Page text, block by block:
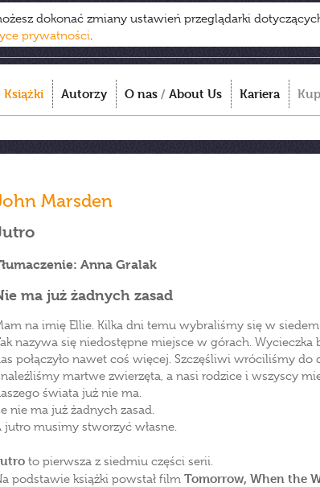
dokonać zmiany ustawień przeglądarki
prywatności.
Książki Autorzy O nas / About Us Kariera
Marsden
Anna Gralak
ma już żadnych zasad
na imię Ellie. Kilka dni temu wybraliśmy się w
nazywa się niedostępne miejsce w górach. Wycieczka
połączyło nawet coś więcej. Szczęśliwi wróciliśmy do
martwe zwierzęta, a nasi rodzice i wszyscy
świata już nie ma.
nie ma już żadnych zasad.
jutro musimy stworzyć własne.
to pierwsza z siedmiu części serii.
podstawie książki powstał film Tomorrow, When the